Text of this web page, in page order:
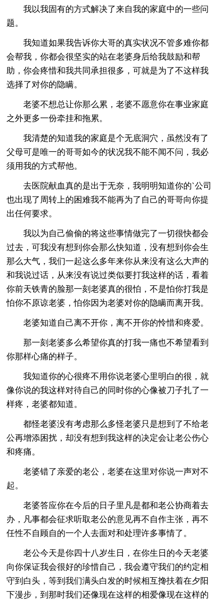
我以我固有的方式解决了来自我的家庭中的一些问
题。
我知道如果我告诉你大哥的真实状况不管多难你都
会帮我，你都会很坚实的站在老婆身后给我鼓励和帮
助，你会疼惜和我共同承担很多，可就是为了不这样我
选择了对你的隐瞒。
老婆不想总让你那么累，老婆不愿意你在事业家庭
之外更多一份牵挂和拖累。
我清楚的知道我的家庭是个无底洞穴，虽然没有了
父母可是唯一的哥哥如今的状况我不能不闻不问，我必
须用我的方式帮他。
去医院献血真的是出于无奈，我明明知道你的`公司
也出现了周转上的困难我不能再为了自己的哥哥向你提
出任何要求。
我以为自己偷偷的将这些事情做完了一切很快都会
过去，可我没有想到你会那么快知道，没有想到你会生
那么大气，我们一起这么多年来你从来没有这么大声的
和我说过话，从来没有说过类似要打我这样的话，看着
你前天铁青的脸那一刻老婆真的很怕，不是怕你打我是
怕你不原谅老婆，怕你因为老婆对你的隐瞒而离开我。
老婆知道自己离不开你，离不开你的怜惜和疼爱。
那一刻老婆多么希望你真的打我一痛也不希望看到
你那样心痛的样子。
我知道你的心很疼不用你说老婆心里明白的很，就
像你说的我这样对待自己的同时你的心像被刀子扎了一
样疼，老婆都知道。
都怪老婆没有考虑那么多怪老婆只是想到了不给老
公再增添困扰，却没有想到我这样的决定会让老公伤心
和疼痛。
老婆错了亲爱的老公，老婆在这里对你说一声对不
起。
老婆答应你在今后的日子里凡是都和老公协商着去
办，凡事都会征求听取老公的意见再不自作主张，再不
任性不自顾自的一个人去面对和处理许多事情了。
老公今天是你四十八岁生日，在你生日的今天老婆
向你保证我会很好的珍惜自己，我会遵守我们的约定相
守到白头，等到我们满头白发的时候相互搀扶着在夕阳
下漫步，到那时我们还像现在这样的相爱像现在这样的